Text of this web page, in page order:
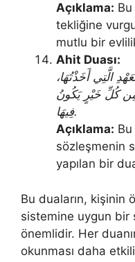
Açıklama:
tekliğine
mutlu bir
Ahit Duası:
الَّتِي أَخَذْتُهَا،
كُلِّ خَيْرٍ يَكُونُ
فِيهَا.
Açıklama:
sözleşmenin
yapılan bir
Bu duaların, kişinin
sistemine uygun bir
önemlidir. Her
okunması daha